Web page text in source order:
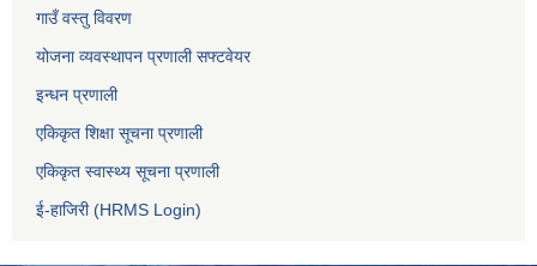
गाउँ वस्तु विवरण
योजना व्यवस्थापन प्रणाली सफ्टवेयर
इन्धन प्रणाली
एकिकृत शिक्षा सूचना प्रणाली
एकिकृत स्वास्थ्य सूचना प्रणाली
ई-हाजिरी (HRMS Login)